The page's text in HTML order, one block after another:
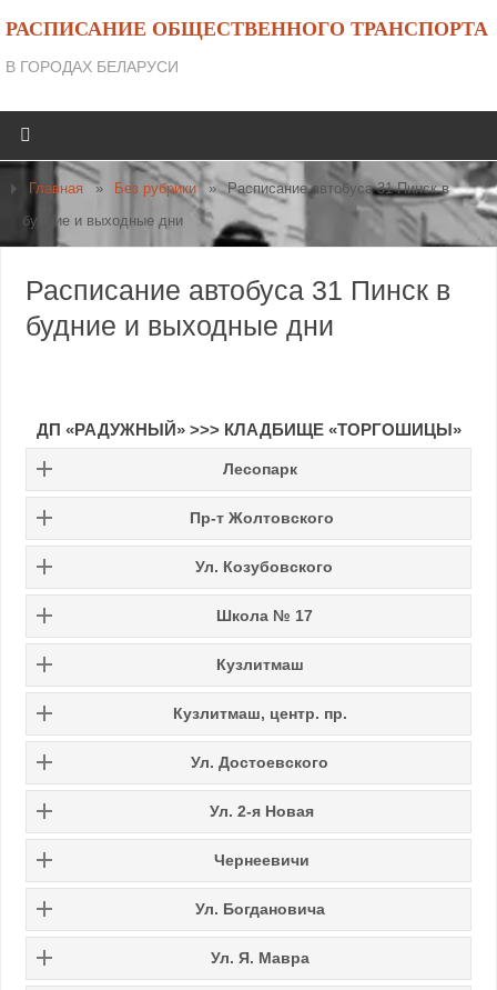
РАСПИСАНИЕ ОБЩЕСТВЕННОГО ТРАНСПОРТА
В ГОРОДАХ БЕЛАРУСИ
Главная » Без рубрики »
Расписание автобуса 31 Пинск в
будние и выходные дни
Расписание автобуса 31 Пинск в
будние и выходные дни
ДП «РАДУЖНЫЙ» >>>КЛАДБИЩЕ «ТОРГОШИЦЫ»
Лесопарк
Пр-т Жолтовского
Ул. Козубовского
Школа № 17
Кузлитмаш
Кузлитмаш, центр. пр.
Ул. Достоевского
Ул. 2-я Новая
Чернеевичи
Ул. Богдановича
Ул. Я. Мавра